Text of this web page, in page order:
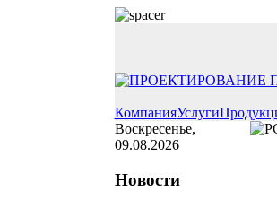
КомпанияУслуги
Воскресенье,
09.08.2026
Новости